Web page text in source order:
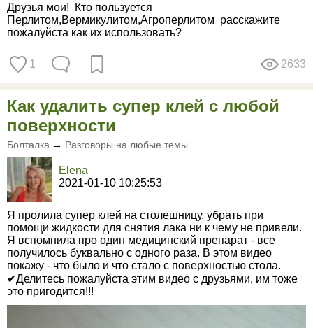
Друзья мои! Кто пользуется
Перлитом,Вермикулитом,Агроперлитом расскажите
пожалуйста как их использовать?
1 2633
Как удалить супер клей с любой
поверхности
Болталка → Разговоры на любые темы
Elena
2021-01-10 10:25:53
Я пролила супер клей на столешницу, убрать при
помощи жидкости для снятия лака ни к чему не привели.
Я вспомнила про один медицинский препарат - все
получилось буквально с одного раза. В этом видео
покажу - что было и что стало с поверхностью стола.
✔Делитесь пожалуйста этим видео с друзьями, им тоже
это пригодится!!!